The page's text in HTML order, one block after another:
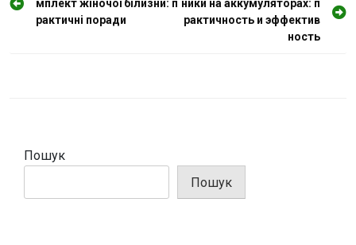
а
мплект жіночої білизни: п
рактичні поради
ники на аккумуляторах: п
рактичность и эффектив
ность
Пошук
Пошук